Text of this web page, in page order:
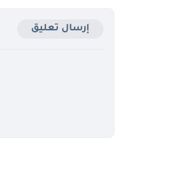
إرسال تعليق